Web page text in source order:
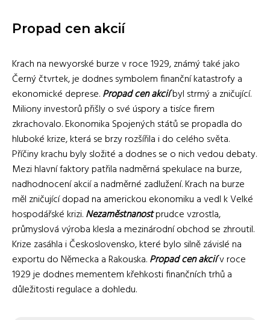
Propad cen akcií
Krach na newyorské burze v roce 1929, známý také jako
Černý čtvrtek, je dodnes symbolem finanční katastrofy a
ekonomické deprese.Propad cen akciíbyl strmý a zničující.
Miliony investorů přišly o své úspory a tisíce firem
zkrachovalo. Ekonomika Spojených států se propadla do
hluboké krize, která se brzy rozšířila i do celého světa.
Příčiny krachu byly složité a dodnes se o nich vedou debaty.
Mezi hlavní faktory patřila nadměrná spekulace na burze,
nadhodnocení akcií a nadměrné zadlužení. Krach na burze
měl zničující dopad na americkou ekonomiku a vedl k Velké
hospodářské krizi.Nezaměstnanostprudce vzrostla,
průmyslová výroba klesla a mezinárodní obchod se zhroutil.
Krize zasáhla i Československo, které bylo silně závislé na
exportu do Německa a Rakouska.Propad cen akciív roce
1929 je dodnes mementem křehkosti finančních trhů a
důležitosti regulace a dohledu.